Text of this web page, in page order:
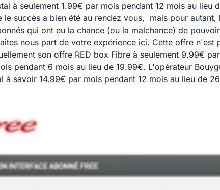
à seulement 1.99€ par mois pendant 12 mois au
le succès a bien été au rendez vous, mais pour
qui ont eu la chance (ou la malchance) de
nous part de votre expérience ici. Cette offre n'est
son offre RED box Fibre à seulement 9.99€
pendant 6 mois au lieu de 19.99€. L'opérateur
à savoir 14.99€ par mois pendant 12 mois au lieu de